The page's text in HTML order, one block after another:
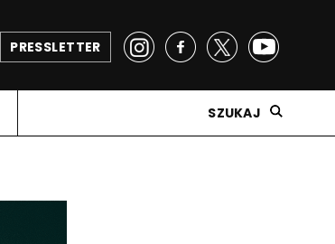
PRESSLETTER
SZUKAJ